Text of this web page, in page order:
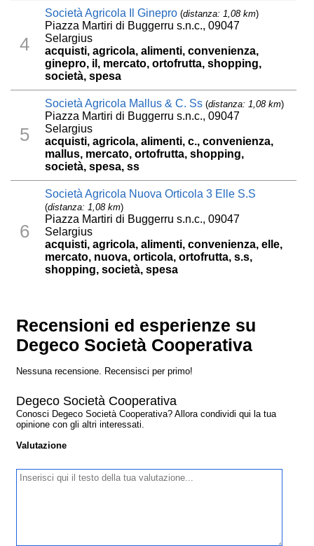
4
Società Agricola Il Ginepro (distanza: 1,08 km)
Piazza Martiri di Buggerru s.n.c., 09047
Selargius
acquisti, agricola, alimenti, convenienza,
ginepro, il, mercato, ortofrutta, shopping,
società, spesa
5
Società Agricola Mallus & C. Ss (distanza: 1,08 km)
Piazza Martiri di Buggerru s.n.c., 09047
Selargius
acquisti, agricola, alimenti, c., convenienza,
mallus, mercato, ortofrutta, shopping,
società, spesa, ss
6
Società Agricola Nuova Orticola 3 Elle S.S
(distanza: 1,08 km)
Piazza Martiri di Buggerru s.n.c., 09047
Selargius
acquisti, agricola, alimenti, convenienza, elle,
mercato, nuova, orticola, ortofrutta, s.s,
shopping, società, spesa
Recensioni ed esperienze su
Degeco Società Cooperativa
Nessuna recensione. Recensisci per primo!
Degeco Società Cooperativa
Conosci Degeco Società Cooperativa? Allora condividi qui la tua
opinione con gli altri interessati.
Valutazione